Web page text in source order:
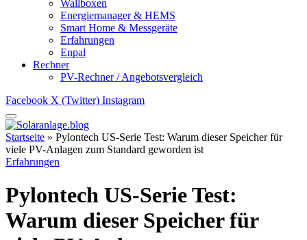
Wallboxen
Energiemanager & HEMS
Smart Home & Messgeräte
Erfahrungen
Enpal
Rechner
PV-Rechner / Angebotsvergleich
Facebook X (Twitter) Instagram
Startseite » Pylontech US-Serie Test: Warum dieser Speicher für
viele PV-Anlagen zum Standard geworden ist
Erfahrungen
Pylontech US-Serie Test:
Warum dieser Speicher für